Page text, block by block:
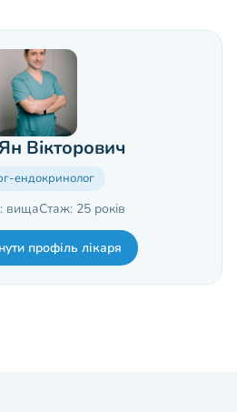
Вікторович
ендокринолог
вищаСтаж: 25 років
профіль лікаря